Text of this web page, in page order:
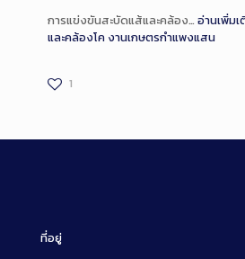
การแข่งขันสะบัดแส้และคล้อง… อ่านเพิ่มเ
และคล้องโค งานเกษตรกำแพงแสน
1
ที่อยู่